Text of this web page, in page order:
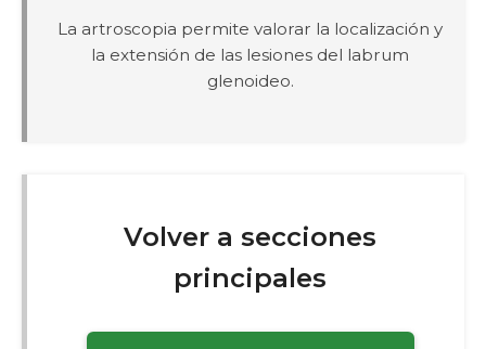
La artroscopia permite valorar la localización y
la extensión de las lesiones del labrum
glenoideo.
Volver a secciones
principales